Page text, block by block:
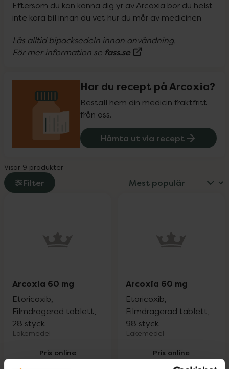
Eftersom du kan känna dig yr av Arcoxia bör du helst
inte köra bil innan du vet hur du mår av medicinen
Läs alltid bipacksedeln innan användning.
För mer information se fass.se
Har du recept på Arcoxia?
Beställ hem din medicin fraktfritt
från oss.
Hämta ut via recept
Visar 9 produkter
Filter
Arcoxia 60 mg
Etoricoxib,
Filmdragerad tablett,
28 styck
Läkemedel
Pris online
Arcoxia 60 mg
Etoricoxib,
Filmdragerad tablett,
98 styck
Läkemedel
Pris online
989 kr